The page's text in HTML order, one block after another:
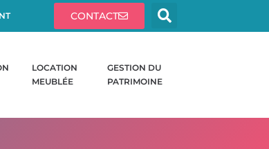
CONTACT
LOCATION
MEUBLÉE
GESTION DU
PATRIMOINE